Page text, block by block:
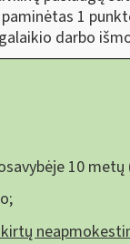
1
darbo
10